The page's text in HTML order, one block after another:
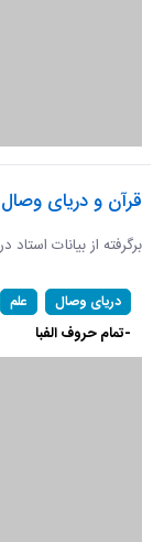
قرآن و دریای
برگرفته از بیانات استاد
دریای وصال علم
-تمام حروف الفبا